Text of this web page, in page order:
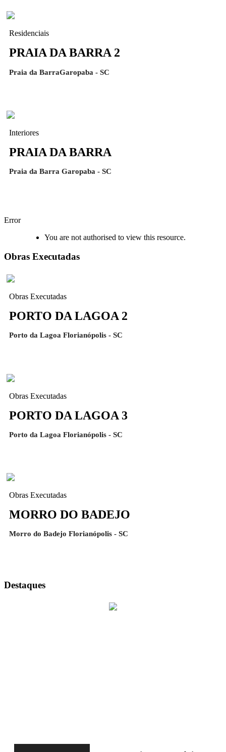
Residenciais
PRAIA DA BARRA 2
Praia da BarraGaropaba - SC
Interiores
PRAIA DA BARRA
Praia da Barra Garopaba - SC
Error
You are not authorised to view this resource.
Obras Executadas
Obras Executadas
PORTO DA LAGOA 2
Porto da Lagoa Florianópolis - SC
Obras Executadas
PORTO DA LAGOA 3
Porto da Lagoa Florianópolis - SC
Obras Executadas
MORRO DO BADEJO
Morro do Badejo Florianópolis - SC
Destaques